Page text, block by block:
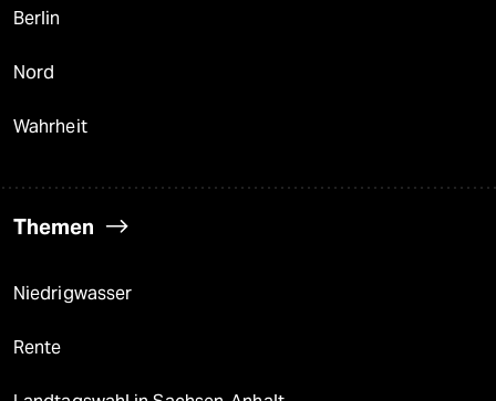
Berlin
Nord
Wahrheit
Themen
Niedrigwasser
Rente